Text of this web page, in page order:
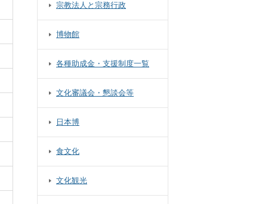
宗教法人と宗務行政
博物館
各種助成金・支援制度一覧
文化審議会・懇談会等
日本博
食文化
文化観光